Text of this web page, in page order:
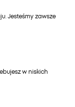
Jesteśmy zawsze
w niskich